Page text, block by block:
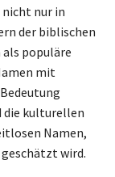
nicht nur in
der biblischen
populäre
mit
die kulturellen
Namen,
wird.